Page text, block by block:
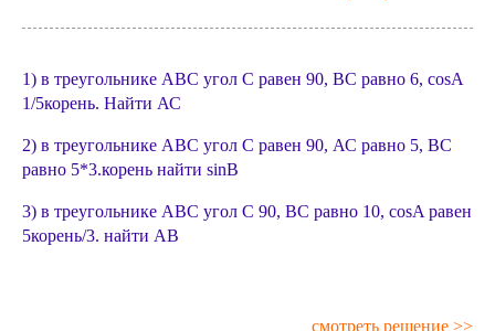
1) в треугольнике ABC угол С равен 90, ВС равно 6, cosA
1/5корень. Найти АС
2) в треугольнике АВС угол С равен 90, АС равно 5, ВС
равно 5*3.корень найти sinB
3) в треугольнике АВС угол С 90, ВС равно 10, cosA равен
5корень/3. найти АВ
смотреть решение >>